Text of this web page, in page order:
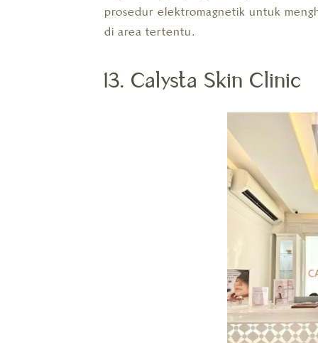
prosedur elektromagnetik untuk
di area tertentu.
13. Calysta Skin Clinic